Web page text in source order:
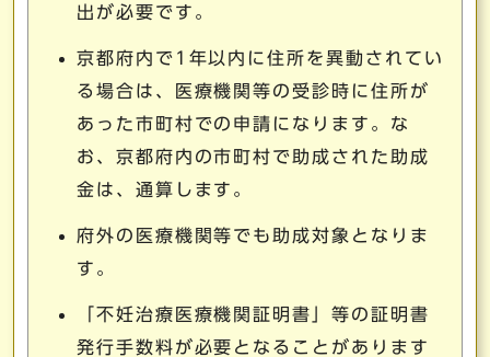
出が必要です。
京都府内で1年以内に住所を異動されてい
る場合は、医療機関等の受診時に住所が
あった市町村での申請になります。な
お、京都府内の市町村で助成された助成
金は、通算します。
府外の医療機関等でも助成対象となりま
す。
「不妊治療医療機関証明書」等の証明書
発行手数料が必要となることがあります